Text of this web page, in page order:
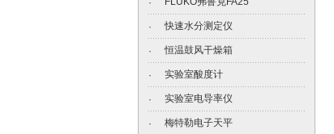
·
· 快速水分测定仪
· 恒温鼓风干燥箱
· 实验室酸度计
· 实验室电导率仪
· 梅特勒电子天平